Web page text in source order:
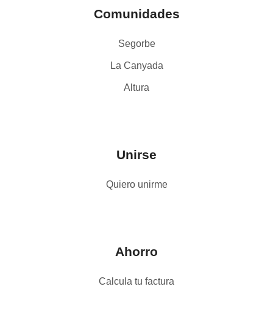
Comunidades
Segorbe
La Canyada
Altura
Unirse
Quiero unirme
Ahorro
Calcula tu factura